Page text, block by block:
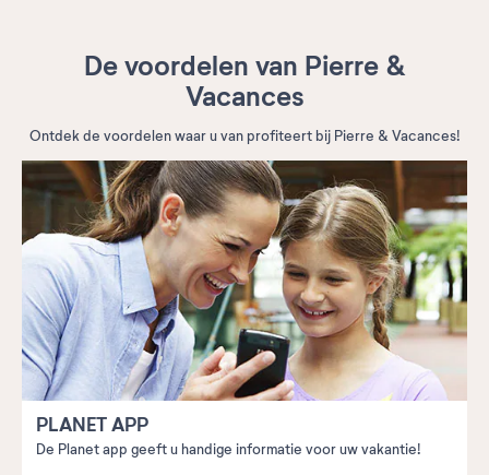
De voordelen van Pierre &
Vacances
Ontdek de voordelen waar u van profiteert bij Pierre & Vacances!
PLANET APP
De Planet app geeft u handige informatie voor uw vakantie!